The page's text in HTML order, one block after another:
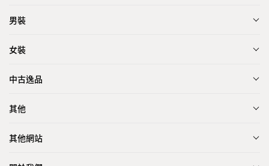
男裝
女裝
中古逸品
其他
其他網站